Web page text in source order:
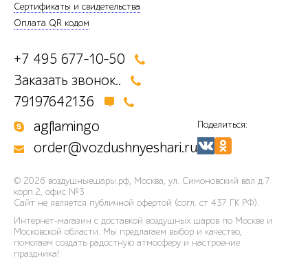
Сертификаты и свидетельства
Оплата QR кодом
+7 495 677-10-50
Заказать звонок..
79197642136
agflamingo
order@vozdushnyeshari.ru
Поделиться:
© 2026 воздушныешары.рф, Москва, ул. Симоновский вал д.7
корп.2, офис №3
Сайт не является публичной офертой (согл. ст 437 ГК РФ).
Интернет-магазин с доставкой воздушных шаров по Москве и
Московской области. Мы предлагаем выбор и качество,
помогаем создать радостную атмосферу и настроение
праздника!